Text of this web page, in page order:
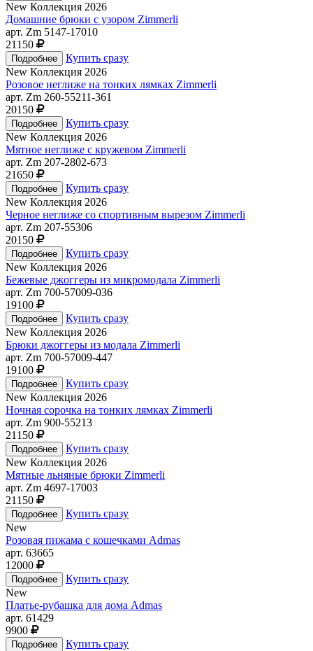
New Коллекция 2026
Домашние брюки с узором Zimmerli
арт. Zm 5147-17010
21150
Купить сразу
New Коллекция 2026
Розовое неглиже на тонких лямках Zimmerli
арт. Zm 260-55211-361
20150
Купить сразу
New Коллекция 2026
Мятное неглиже с кружевом Zimmerli
арт. Zm 207-2802-673
21650
Купить сразу
New Коллекция 2026
Черное неглиже со спортивным вырезом Zimmerli
арт. Zm 207-55306
20150
Купить сразу
New Коллекция 2026
Бежевые джоггеры из микромодала Zimmerli
арт. Zm 700-57009-036
19100
Купить сразу
New Коллекция 2026
Брюки джоггеры из модала Zimmerli
арт. Zm 700-57009-447
19100
Купить сразу
New Коллекция 2026
Ночная сорочка на тонких лямках Zimmerli
арт. Zm 900-55213
21150
Купить сразу
New Коллекция 2026
Мятные льняные брюки Zimmerli
арт. Zm 4697-17003
21150
Купить сразу
New
Розовая пижама с кошечками Admas
арт. 63665
12000
Купить сразу
New
Платье-рубашка для дома Admas
арт. 61429
9900
Купить сразу